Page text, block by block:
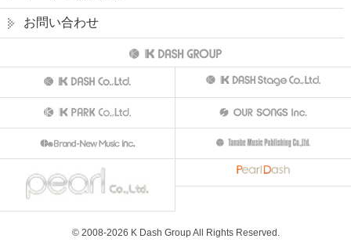
お問い合わせ
© 2008-2026 K Dash Group All Rights Reserved.